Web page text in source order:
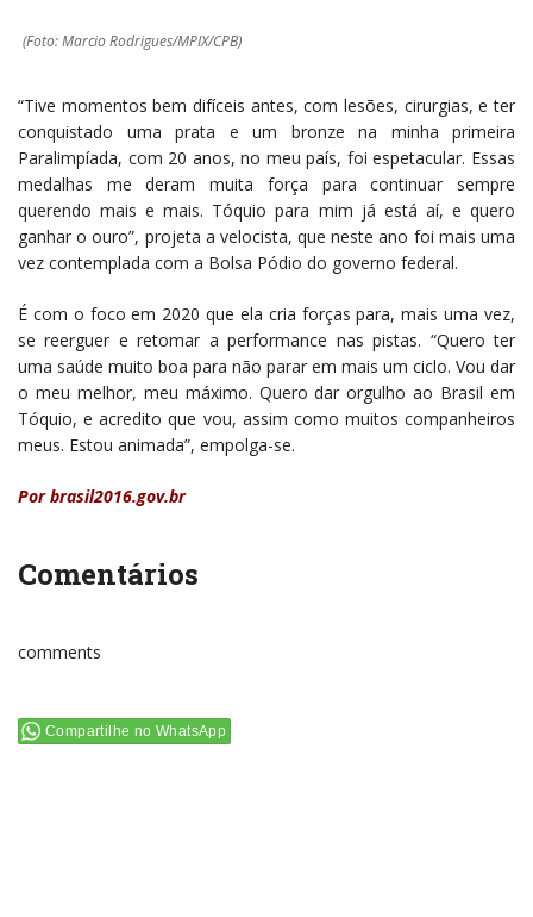
(Foto: Marcio Rodrigues/MPIX/CPB)
“Tive momentos bem difíceis antes, com lesões, cirurgias, e ter
conquistado uma prata e um bronze na minha primeira
Paralimpíada, com 20 anos, no meu país, foi espetacular. Essas
medalhas me deram muita força para continuar sempre
querendo mais e mais. Tóquio para mim já está aí, e quero
ganhar o ouro”, projeta a velocista, que neste ano foi mais uma
vez contemplada com a Bolsa Pódio do governo federal.
É com o foco em 2020 que ela cria forças para, mais uma vez,
se reerguer e retomar a performance nas pistas. “Quero ter
uma saúde muito boa para não parar em mais um ciclo. Vou dar
o meu melhor, meu máximo. Quero dar orgulho ao Brasil em
Tóquio, e acredito que vou, assim como muitos companheiros
meus. Estou animada”, empolga-se.
Por brasil2016.gov.br
Comentários
comments
Compartilhe no WhatsApp